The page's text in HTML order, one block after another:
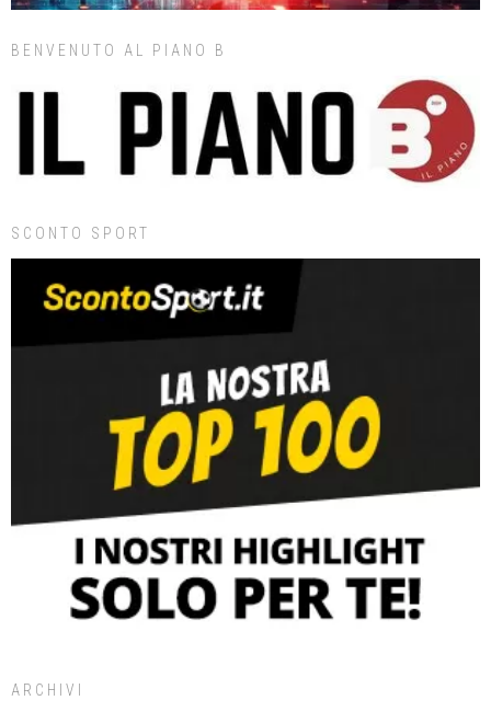
BENVENUTO AL PIANO B
SCONTO SPORT
ARCHIVI